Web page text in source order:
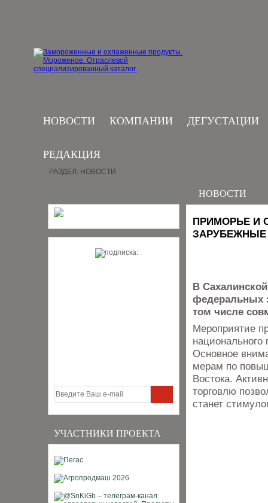
НОВОСТИ КОМПАНИИ ДЕГУСТАЦИИ
РЕДАКЦИЯ
УЧАСТНИКИ ПРОЕКТА
РАЗДЕЛ: НОВОСТИ
НОВОСТИ
ПРИМОРЬЕ И
В
федеральных
том числе
Мероприятие
национального
Основное
мерам по
Востока.
торговлю
станет